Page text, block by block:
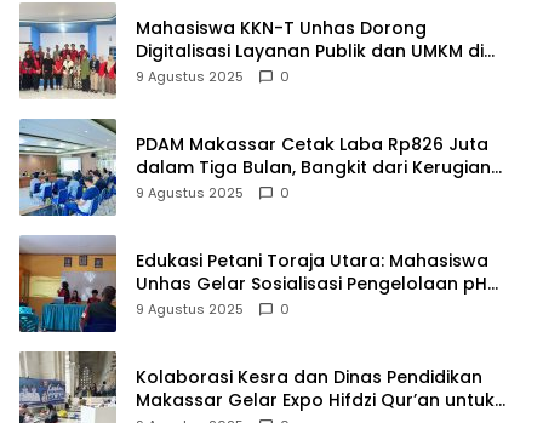
Mahasiswa KKN-T Unhas Dorong
Digitalisasi Layanan Publik dan UMKM di
Desa Moncongloe
9 Agustus 2025 0
PDAM Makassar Cetak Laba Rp826 Juta
dalam Tiga Bulan, Bangkit dari Kerugian
Rp5,2 Miliar
9 Agustus 2025 0
Edukasi Petani Toraja Utara: Mahasiswa
Unhas Gelar Sosialisasi Pengelolaan pH
Tanah
9 Agustus 2025 0
Kolaborasi Kesra dan Dinas Pendidikan
Makassar Gelar Expo Hifdzi Qur’an untuk